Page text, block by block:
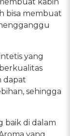
bisa membuat
yang
dapat
sehingga
baik di dalam